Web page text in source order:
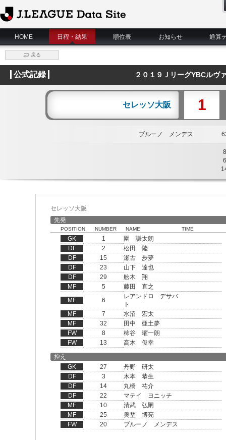
J.League Data Site
HOME
日程・結果 順位表 お知らせ 通算
戻る
公式記録 ２０１９ＪリーグYBCル
セレッソ大阪 1
ブルーノ メンデス
8
6
セレッソ大阪
先発
POSITION NUMBER NAME TIME
GK 1
圍 謙太朗
DF
2
松田 陸
DF
15
瀬古 歩夢
DF
23
山下 達也
DF
29
舩木 翔
MF
5
藤田 直之
MF
6
レアンドロ デサバ
ト
MF
7
水沼 宏太
MF
32
田中 亜土夢
FW
8
柿谷 曜一朗
FW
13
高木 俊幸
控え
GK
27
丹野 研太
DF
3
木本 恭生
DF
14
丸橋 祐介
DF
22
マテイ ヨニッチ
MF
10
清武 弘嗣
MF
25
奥埜 博亮
FW
20 ブルーノ メンデス